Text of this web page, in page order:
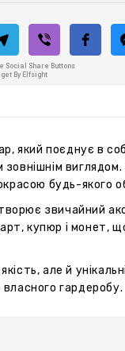
Social Share Buttons
By Elfsight
поєднує в
будь-якого
звичайний
купюр і
але й
гардеробу.